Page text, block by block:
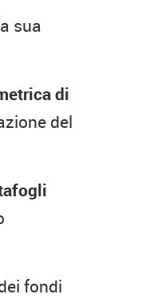
sua
di
del
fondi